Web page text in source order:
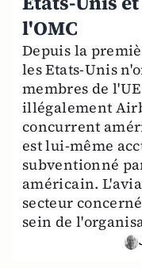
l'OMC
Depuis la
les Etats-Unis
membres de
illégalement
concurrent
est lui-même
subventionné
américain.
secteur
sein de